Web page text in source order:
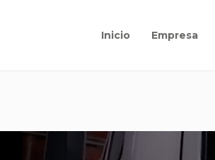
Inicio Empresa